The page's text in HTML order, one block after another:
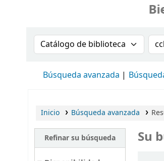
Buscar en el catálogo por:
Búsqueda avanzada
Inicio Búsqueda avanzada
Refinar su búsqueda Su